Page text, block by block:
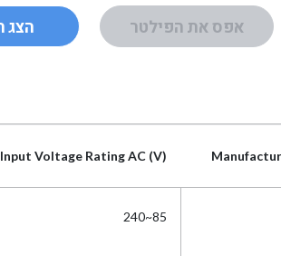
אפס את הפילטר
Input Voltage Rating AC (V)
Input Voltage Rating AC (V)
85~240